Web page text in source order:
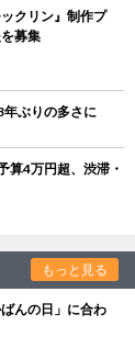
クリン』制作プ
募集
ぶりの多さに
4万円超、渋滞・
もっと見る
んの日」に合わ